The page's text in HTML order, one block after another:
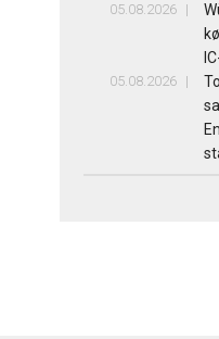
05.08.2026
05.08.2026